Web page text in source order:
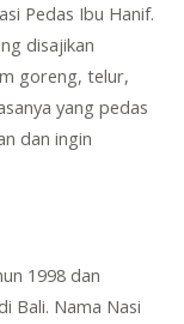
Pedas Ibu Hanif.
disajikan
goreng, telur,
yang pedas
dan ingin
1998 dan
Bali. Nama Nasi